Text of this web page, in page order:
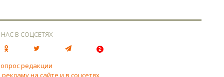
В СОЦСЕТЯХ
редакции
на сайте и в соцсетях